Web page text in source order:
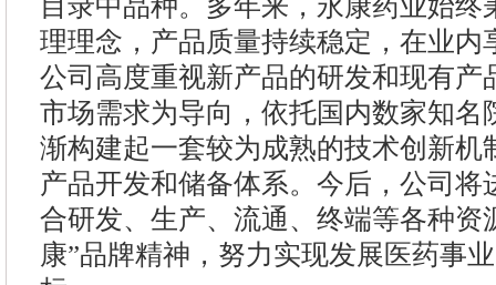
目录中品种。多年来，永康药业始终
理理念，产品质量持续稳定，在业内
公司高度重视新产品的研发和现有产
市场需求为导向，依托国内数家知名
渐构建起一套较为成熟的技术创新机
产品开发和储备体系。今后，公司将
合研发、生产、流通、终端等各种资
康”品牌精神，努力实现发展医药事